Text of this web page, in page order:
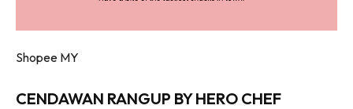
Shopee MY
CENDAWAN RANGUP BY HERO CHEF